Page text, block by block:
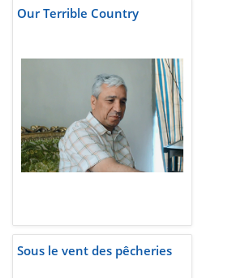
Our Terrible Country
Sous le vent des pêcheries